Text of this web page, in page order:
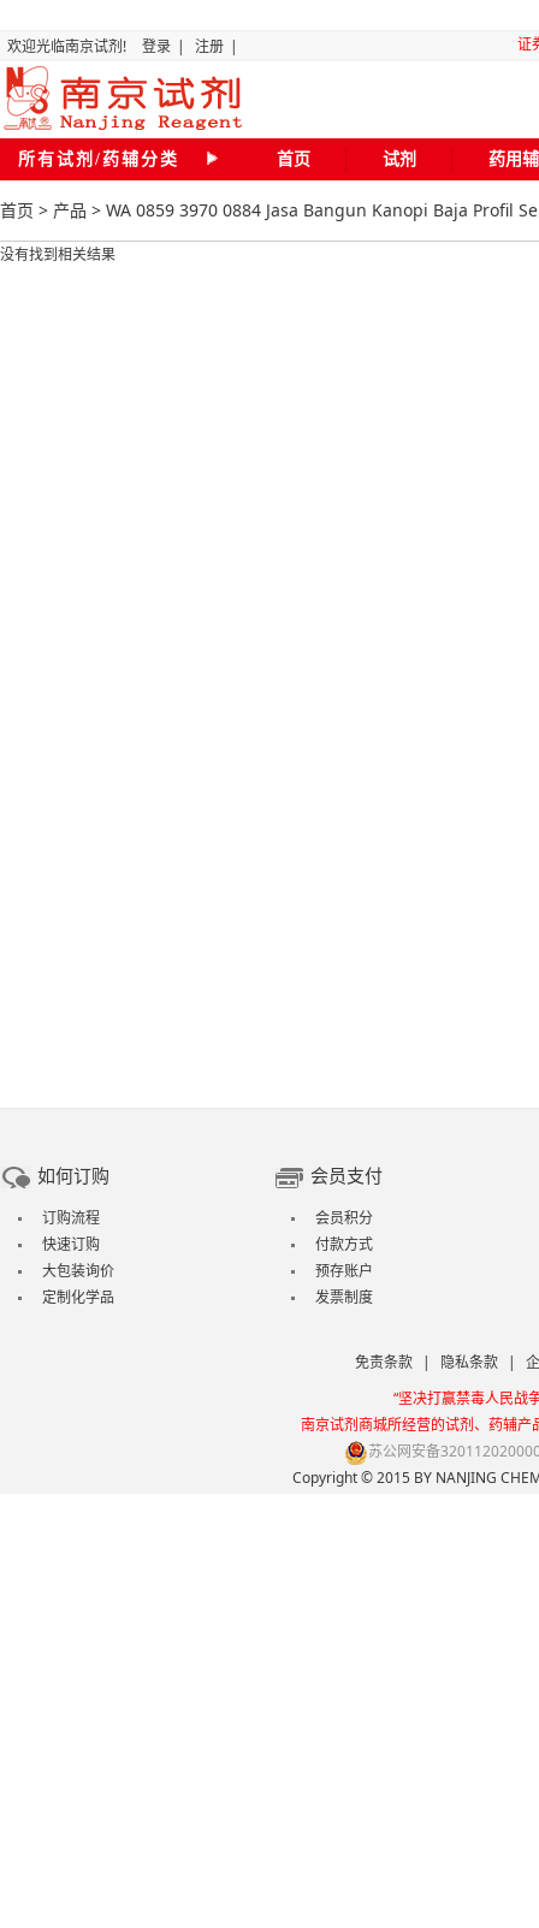
“关于
全国化
欢迎光临南京试剂! 登录 | 注册 | 证
所有试剂/药辅分类 首页 试剂 药用
首页 > 产品 > WA 0859 3970 0884 Jasa Bangun Kanopi Baja Profil
没有找到相关结果
如何订购
订购流程
快速订购
大包装询价
定制化学品
会员支付
会员积分
付款方式
预存账户
发票制度
免责条款 | 隐私条款 |
“坚决打赢禁毒人民战
南京试剂商城所经营的试剂、药辅
苏公网安备
Copyright © 2015 BY NANJING